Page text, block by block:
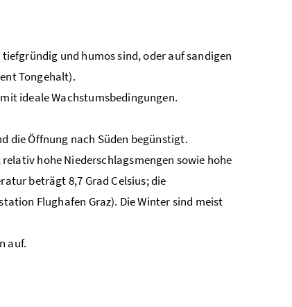
und humos sind, oder auf sandigen
Tongehalt).
ideale Wachstumsbedingungen.
die Öffnung nach Süden begünstigt.
hohe Niederschlagsmengen sowie hohe
beträgt 8,7 Grad Celsius; die
Flughafen Graz). Die Winter sind meist
auf.